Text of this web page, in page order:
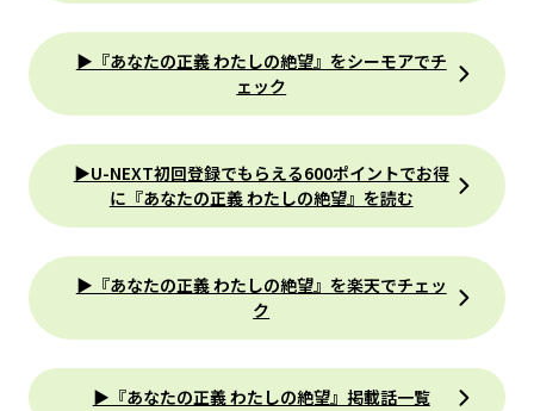
▶『あなたの正義 わたしの絶望』をシーモアでチ
ェック
▶U-NEXT初回登録でもらえる600ポイントでお得
に『あなたの正義 わたしの絶望』を読む
▶『あなたの正義 わたしの絶望』を楽天でチェッ
ク
▶『あなたの正義 わたしの絶望』掲載話一覧